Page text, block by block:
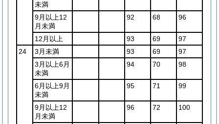
未満
9月以上12
月未満
92 68 96
12月以上 93 69
97
24
3月未満 93 69
97
3月以上6月
未満
94 70 98
6月以上9月
未満
95 71 99
9月以上12
月未満
96 72 100